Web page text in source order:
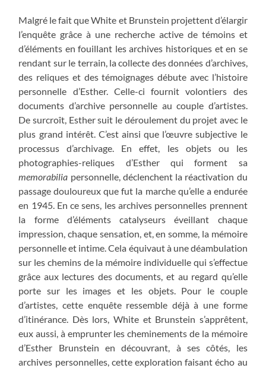
Malgré le fait que White et Brunstein projettent d’élargir
l’enquête grâce à une recherche active de témoins et
d’éléments en fouillant les archives historiques et en se
rendant sur le terrain, la collecte des données d’archives,
des reliques et des témoignages débute avec l’histoire
personnelle d’Esther. Celle-ci fournit volontiers des
documents d’archive personnelle au couple d’artistes.
De surcroît, Esther suit le déroulement du projet avec le
plus grand intérêt. C’est ainsi que l’œuvre subjective le
processus d’archivage. En effet, les objets ou les
photographies-reliques d’Esther qui forment sa
memorabilia personnelle, déclenchent la réactivation du
passage douloureux que fut la marche qu’elle a endurée
en 1945. En ce sens, les archives personnelles prennent
la forme d’éléments catalyseurs éveillant chaque
impression, chaque sensation, et, en somme, la mémoire
personnelle et intime. Cela équivaut à une déambulation
sur les chemins de la mémoire individuelle qui s’effectue
grâce aux lectures des documents, et au regard qu’elle
porte sur les images et les objets. Pour le couple
d’artistes, cette enquête ressemble déjà à une forme
d’itinérance. Dès lors, White et Brunstein s’apprêtent,
eux aussi, à emprunter les cheminements de la mémoire
d’Esther Brunstein en découvrant, à ses côtés, les
archives personnelles, cette exploration faisant écho au